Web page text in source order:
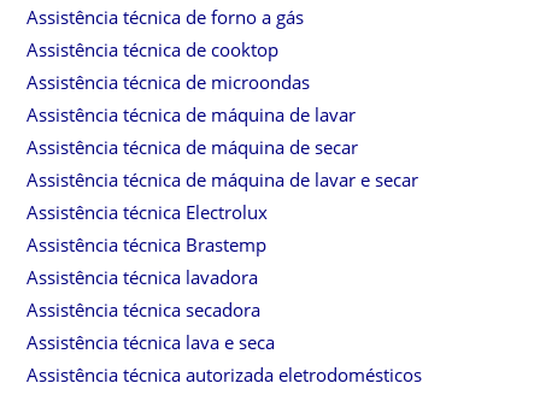
Assistência técnica de forno a gás
Assistência técnica de cooktop
Assistência técnica de microondas
Assistência técnica de máquina de lavar
Assistência técnica de máquina de secar
Assistência técnica de máquina de lavar e secar
Assistência técnica Electrolux
Assistência técnica Brastemp
Assistência técnica lavadora
Assistência técnica secadora
Assistência técnica lava e seca
Assistência técnica autorizada eletrodomésticos